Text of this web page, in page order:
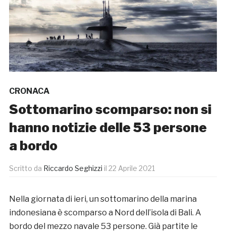
CRONACA
Sottomarino scomparso: non si
hanno notizie delle 53 persone
a bordo
Scritto da Riccardo Seghizzi il 22 Aprile 2021
Nella giornata di ieri, un sottomarino della marina
indonesiana è scomparso a Nord dell’isola di Bali. A
bordo del mezzo navale 53 persone. Già partite le